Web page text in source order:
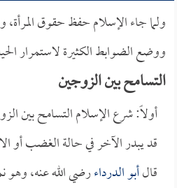
ولما جاء الإسلام حفظ حقوق المرأة،
ووضع الضوابط الكثيرة لاستمرار
التسامح بين الزوجين
أولاً: شرع الإسلام التسامح بين
قد يبدر الآخر في حالة الغضب أو
قالأبو الدرداءرضي الله عنه، وهو